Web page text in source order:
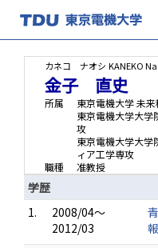
カネコ ナオシ KANEKO
金子 直史
所属
東京電機大学 未
東京電機大学大学
攻
東京電機大学大学
ィア工学専攻
職種
准教授
学歴
1.
2008/04～
2012/03